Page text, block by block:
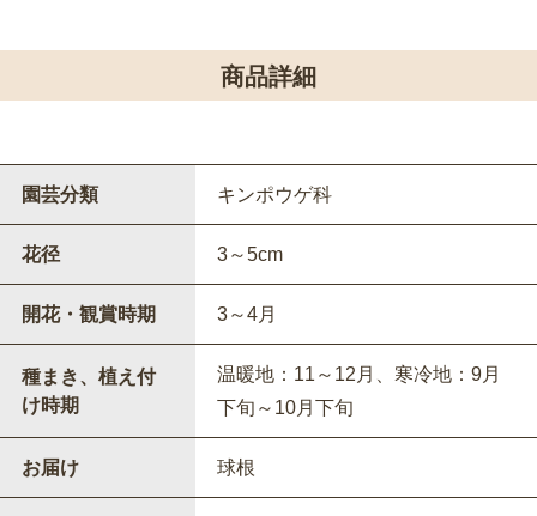
商品詳細
園芸分類 キンポウゲ科
花径 3～5cm
開花・観賞時期 3～4月
種まき、植え付
け時期
温暖地：11～12月、寒冷地：9月
下旬～10月下旬
お届け 球根